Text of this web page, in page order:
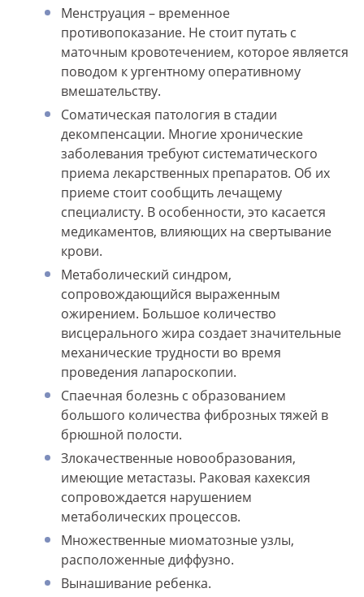
Менструация – временное
противопоказание. Не стоит путать с
маточным кровотечением, которое является
поводом к ургентному оперативному
вмешательству.
Соматическая патология в стадии
декомпенсации. Многие хронические
заболевания требуют систематического
приема лекарственных препаратов. Об их
приеме стоит сообщить лечащему
специалисту. В особенности, это касается
медикаментов, влияющих на свертывание
крови.
Метаболический синдром,
сопровождающийся выраженным
ожирением. Большое количество
висцерального жира создает значительные
механические трудности во время
проведения лапароскопии.
Спаечная болезнь с образованием
большого количества фиброзных тяжей в
брюшной полости.
Злокачественные новообразования,
имеющие метастазы. Раковая кахексия
сопровождается нарушением
метаболических процессов.
Множественные миоматозные узлы,
расположенные диффузно.
Вынашивание ребенка.